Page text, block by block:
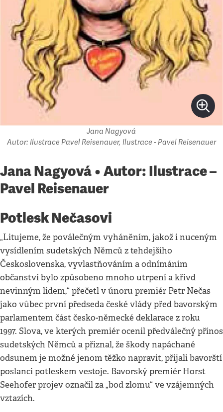
Jana Nagyová
Autor: Ilustrace Pavel Reisenauer, Ilustrace - Pavel Reisenauer
Jana Nagyová • Autor: Ilustrace –
Pavel Reisenauer
Potlesk Nečasovi
„Litujeme, že poválečným vyháněním, jakož i nuceným
vysídlením sudetských Němců z tehdejšího
Československa, vyvlastňováním a odnímáním
občanství bylo způsobeno mnoho utrpení a křivd
nevinným lidem,“ přečetl v únoru premiér Petr Nečas
jako vůbec první předseda české vlády před bavorským
parlamentem část česko-německé deklarace z roku
1997. Slova, ve kterých premiér ocenil předválečný přínos
sudetských Němců a přiznal, že škody napáchané
odsunem je možné jenom těžko napravit, přijali bavorští
poslanci potleskem vestoje. Bavorský premiér Horst
Seehofer projev označil za „bod zlomu“ ve vzájemných
vztazích.